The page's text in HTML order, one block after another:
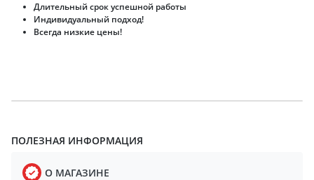
Длительный срок успешной работы
Индивидуальный подход!
Всегда низкие цены!
ПОЛЕЗНАЯ ИНФОРМАЦИЯ
О МАГАЗИНЕ